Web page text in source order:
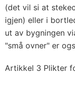
(det vil si at
igjen) eller i
ut av bygningen
"små ovner" er
Artikkel 3 Plikter